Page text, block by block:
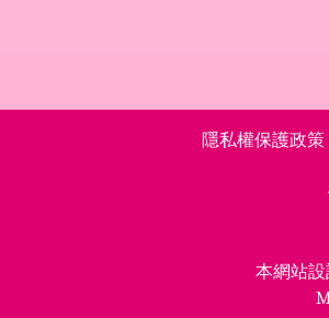
隱私權保護政策
本網站設